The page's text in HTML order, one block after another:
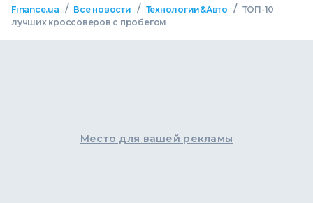
Finance.ua / Все новости / Технологии&Авто / ТОП-10
лучших кроссоверов с пробегом
Место для вашей рекламы